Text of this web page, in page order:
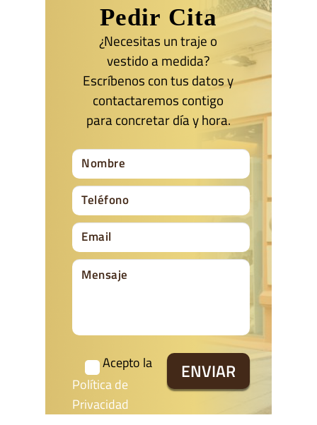
Pedir Cita
¿Necesitas un traje o
vestido a medida?
Escríbenos con tus datos y
contactaremos contigo
para concretar día y hora.
Acepto la
Política de
Privacidad